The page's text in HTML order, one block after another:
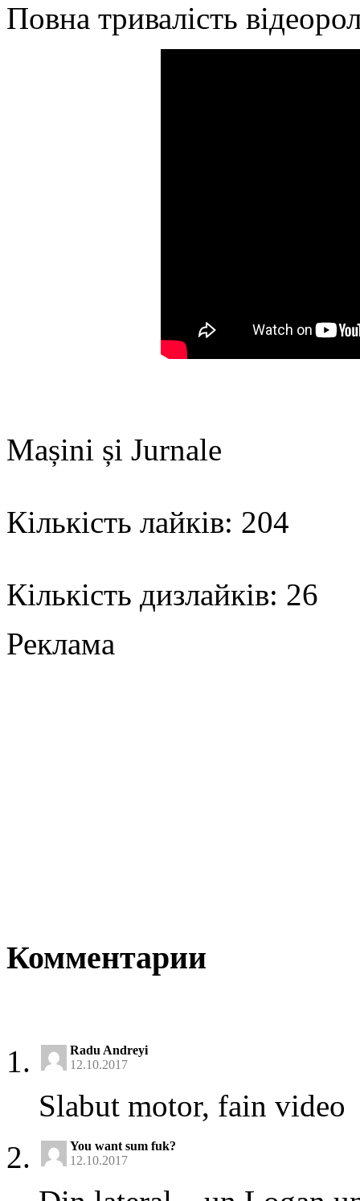
Повна тривалість
Mașini și Jurnale
Кількість лайків: 204
Кількість дизлайків: 26
Реклама
Комментарии
Radu Andreyi
12.10.2017
Slabut motor, fain video
You want sum fuk?
12.10.2017